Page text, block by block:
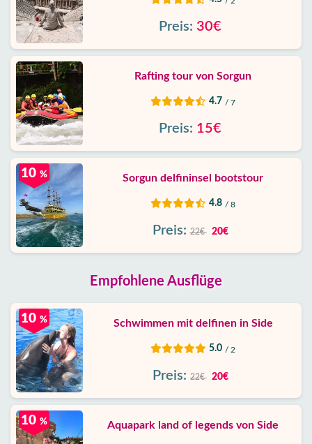
Preis: 30€
Rafting tour von Sorgun
4.7 / 7
Preis: 15€
Sorgun delfininsel bootstour
4.8 / 8
10 %
Preis: 22€ 20€
Empfohlene Ausflüge
Schwimmen mit delfinen in Side
5.0 / 2
10 %
Preis: 22€ 20€
Aquapark land of legends von Side
10 %